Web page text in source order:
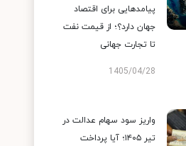
پیامدهایی برای اقتصاد
جهان دارد؟؛ از قیمت نفت
تا تجارت جهانی
1405/04/28
واریز سود سهام عدالت در
تیر ۱۴۰۵؛ آیا پرداخت